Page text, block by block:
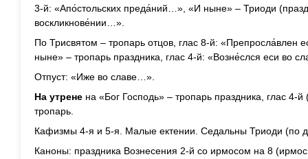
3-й: «Апо́стольских преда́ний…», «И ныне» – Триоди
воскликнове́нии…».
По Трисвятом – тропарь отцов, глас 8-й:
ныне» – тропарь праздника, глас 4-й: «Возне́слся еси во
Отпуст: «Иже во славе…».
На утрене на «Бог Господь» – тропарь праздника, глас
тропарь.
Кафизмы 4-я и 5-я. Малые ектении. Седальны Триоди (по
Каноны: праздника Вознесения 2-й со ирмосом на 8